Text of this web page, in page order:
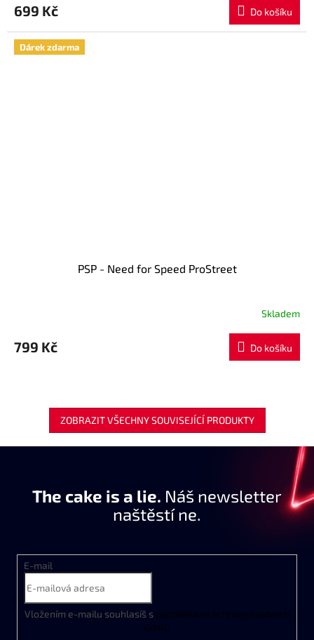
699 Kč Do košíku
Dárek zdarma
PSP - Need for Speed ProStreet
Skladem
799 Kč Do košíku
ZOBRAZIT VŠECHNY SOUVISEJÍCÍ PRODUKTY
The cake is a lie. Náš newsletter
naštěstí ne.
E-mail
Vložením e-mailu souhlasíš s podmínkami ochrany osobních
údajů